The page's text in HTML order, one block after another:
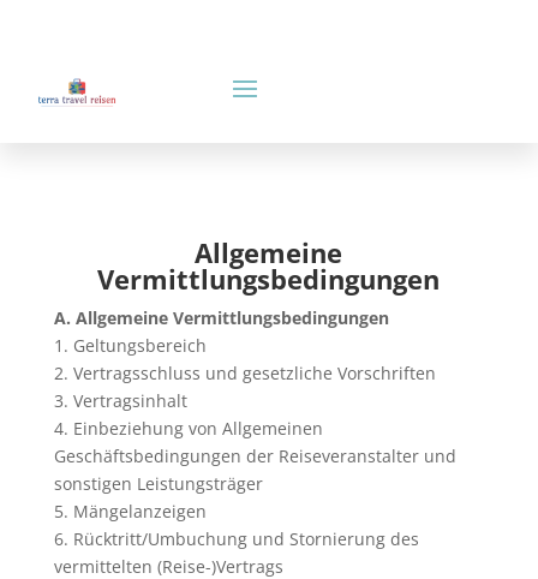
Allgemeine
Vermittlungsbedingungen
A. Allgemeine Vermittlungsbedingungen
1. Geltungsbereich
2. Vertragsschluss und gesetzliche Vorschriften
3. Vertragsinhalt
4. Einbeziehung von Allgemeinen
Geschäftsbedingungen der Reiseveranstalter und
sonstigen Leistungsträger
5. Mängelanzeigen
6. Rücktritt/Umbuchung und Stornierung des
vermittelten (Reise-)Vertrags